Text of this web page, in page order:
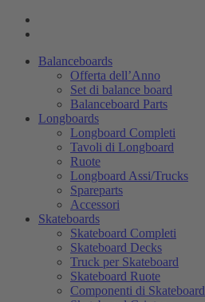
Balanceboards
Offerta dell’Anno
Set di balance board
Balanceboard Parts
Longboards
Longboard Completi
Tavoli di Longboard
Ruote
Longboard Assi/Trucks
Spareparts
Accessori
Skateboards
Skateboard Completi
Skateboard Decks
Truck per Skateboard
Skateboard Ruote
Componenti di Skateboard